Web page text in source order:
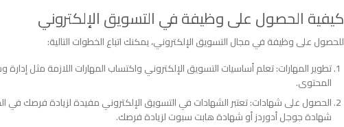
كيفية الحصول على وظيفة في التسويق الإلكتروني
للحصول على وظيفة في مجال التسويق الإلكتروني، يمكنك اتباع الخطوات التالية:
تطوير المهارات: تعلم أساسيات التسويق الإلكتروني واكتساب المهارات اللازمة مثل إدارة
المحتوى.
الحصول على شهادات: تعتبر الشهادات في التسويق الإلكتروني مفيدة لزيادة فرصك في
شهادة جوجل أدوردز أو شهادة هابت سبوت لزيادة فرصك.